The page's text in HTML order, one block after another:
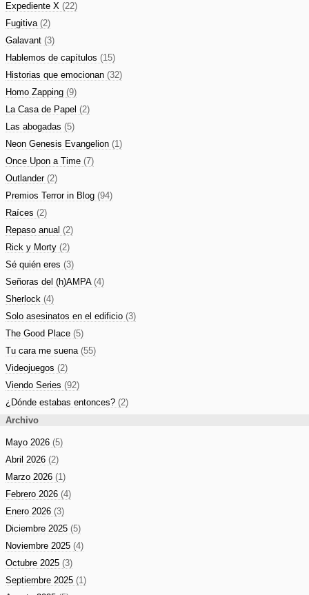
Expediente X (22)
Fugitiva (2)
Galavant (3)
Hablemos de capítulos (15)
Historias que emocionan (32)
Homo Zapping (9)
La Casa de Papel (2)
Las abogadas (5)
Neon Genesis Evangelion (1)
Once Upon a Time (7)
Outlander (2)
Premios Terror in Blog (94)
Raíces (2)
Repaso anual (2)
Rick y Morty (2)
Sé quién eres (3)
Señoras del (h)AMPA (4)
Sherlock (4)
Solo asesinatos en el edificio (3)
The Good Place (5)
Tu cara me suena (55)
Videojuegos (2)
Viendo Series (92)
¿Dónde estabas entonces? (2)
Archivo
Mayo 2026 (5)
Abril 2026 (2)
Marzo 2026 (1)
Febrero 2026 (4)
Enero 2026 (3)
Diciembre 2025 (5)
Noviembre 2025 (4)
Octubre 2025 (3)
Septiembre 2025 (1)